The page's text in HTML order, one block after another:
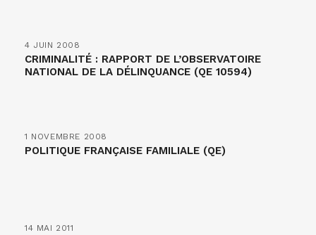
4 JUIN 2008
CRIMINALITÉ : RAPPORT DE L’OBSERVATOIRE
NATIONAL DE LA DÉLINQUANCE (QE 10594)
1 NOVEMBRE 2008
POLITIQUE FRANÇAISE FAMILIALE (QE)
14 MAI 2011